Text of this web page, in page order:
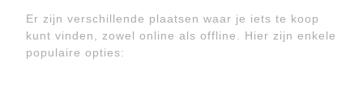
Er zijn verschillende plaatsen waar je iets te koop
kunt vinden, zowel online als offline. Hier zijn enkele
populaire opties: